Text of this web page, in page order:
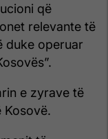
që
relevante të
duke operuar
e zyrave të
Kosovë.